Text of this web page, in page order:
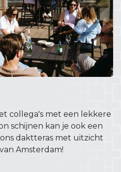
collega's met een lekkere
schijnen kan je ook een
daktteras met uitzicht
Amsterdam!